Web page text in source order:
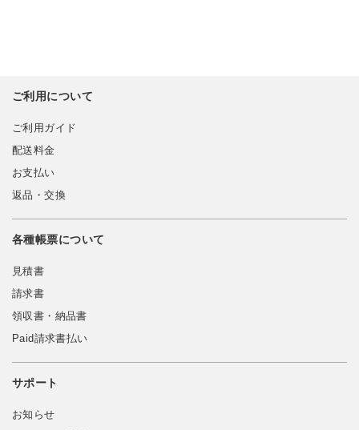
ご利用について
ご利用ガイド
配送料金
お支払い
返品・交換
各種帳票について
見積書
請求書
領収書・納品書
Paid請求書払い
サポート
お知らせ